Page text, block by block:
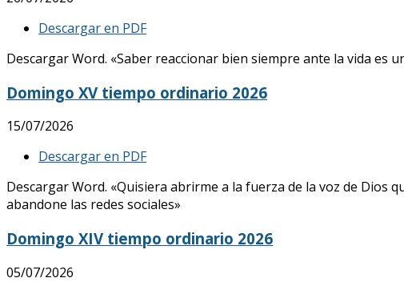
Descargar en PDF
Descargar Word. «Saber reaccionar bien siempre ante la vida es
Domingo XV tiempo ordinario 2026
15/07/2026
Descargar en PDF
Descargar Word. «Quisiera abrirme a la fuerza de la voz de Dios
abandone las redes sociales»
Domingo XIV tiempo ordinario 2026
05/07/2026